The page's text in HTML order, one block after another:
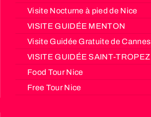
Visite Nocturne à pied de Nice
VISITE GUIDÉE MENTON
Visite Guidée Gratuite de Cannes
VISITE GUIDÉE SAINT-TROPEZ
Food Tour Nice
Free Tour Nice